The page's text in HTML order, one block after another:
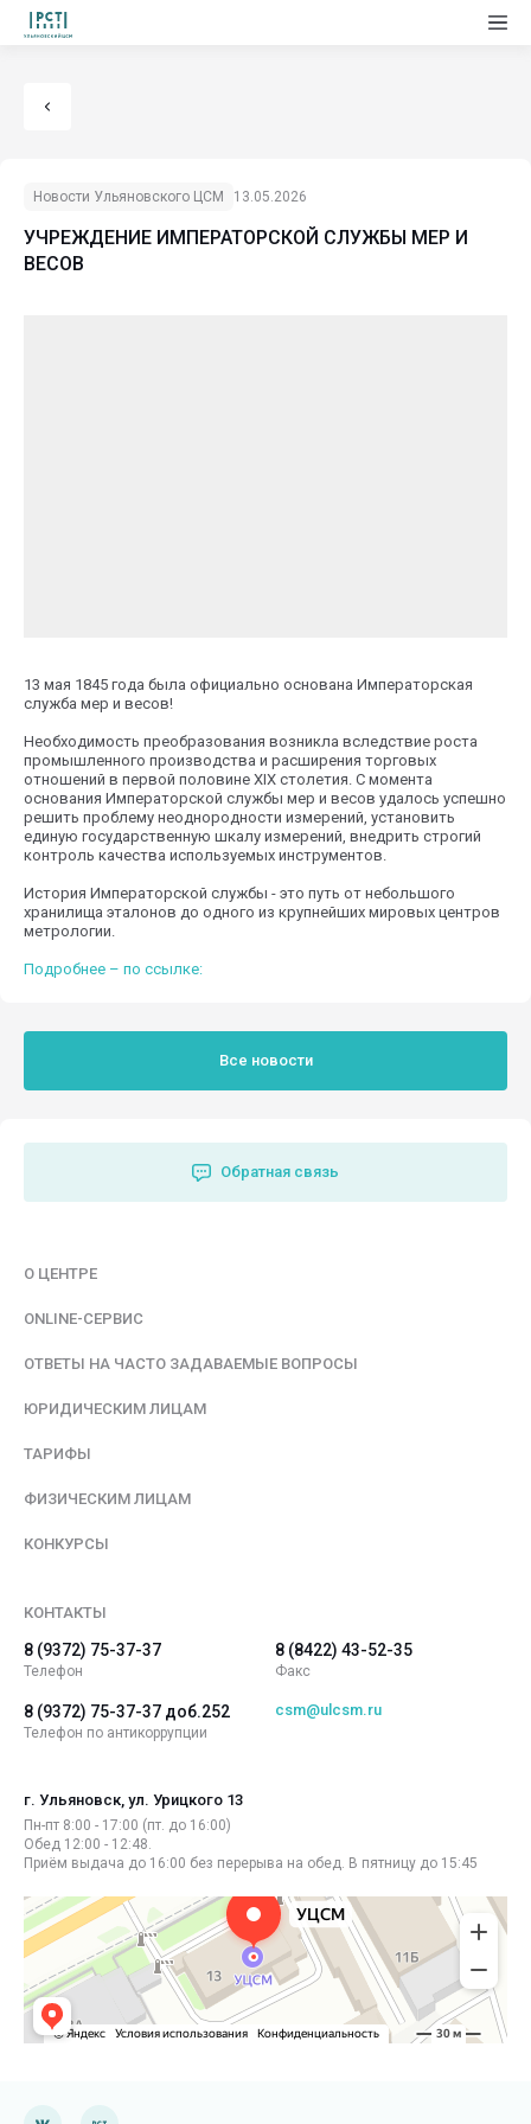
Новости Ульяновского ЦСМ 13.05.2026
УЧРЕЖДЕНИЕ ИМПЕРАТОРСКОЙ СЛУЖБЫ МЕР И
ВЕСОВ
13 мая 1845 года была официально основана Императорская
служба мер и весов!
Необходимость преобразования возникла вследствие роста
промышленного производства и расширения торговых
отношений в первой половине XIX столетия. С момента
основания Императорской службы мер и весов удалось успешно
решить проблему неоднородности измерений, установить
единую государственную шкалу измерений, внедрить строгий
контроль качества используемых инструментов.
История Императорской службы - это путь от небольшого
хранилища эталонов до одного из крупнейших мировых центров
метрологии.
Подробнее – по ссылке:
Все новости
Обратная связь
О ЦЕНТРЕ
ONLINE-СЕРВИС
ОТВЕТЫ НА ЧАСТО ЗАДАВАЕМЫЕ ВОПРОСЫ
ЮРИДИЧЕСКИМ ЛИЦАМ
ТАРИФЫ
ФИЗИЧЕСКИМ ЛИЦАМ
КОНКУРСЫ
КОНТАКТЫ
8 (9372) 75-37-37
Телефон
8 (8422) 43-52-35
Факс
8 (9372) 75-37-37 доб.252
Телефон по антикоррупции
csm@ulcsm.ru
г. Ульяновск, ул. Урицкого 13
Пн-пт 8:00 - 17:00 (пт. до 16:00)
Обед 12:00 - 12:48.
Приём выдача до 16:00 без перерыва на обед. В пятницу до 15:45